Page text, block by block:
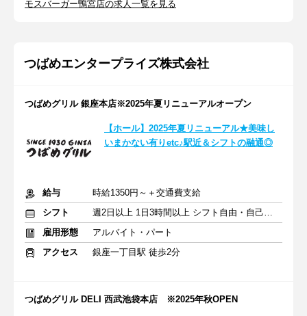
モスバーガー鴨宮店の求人一覧を見る
つばめエンタープライズ株式会社
つばめグリル 銀座本店※2025年夏リニューアルオープン
【ホール】2025年夏リニューアル★美味し
いまかない有りetc♪駅近＆シフトの融通◎
給与
時給1350円～＋交通費支給
シフト
週2日以上 1日3時間以上 シフト自由・自己申告
雇用形態
アルバイト・パート
アクセス
銀座一丁目駅 徒歩2分
つばめグリル DELI 西武池袋本店 ※2025年秋OPEN